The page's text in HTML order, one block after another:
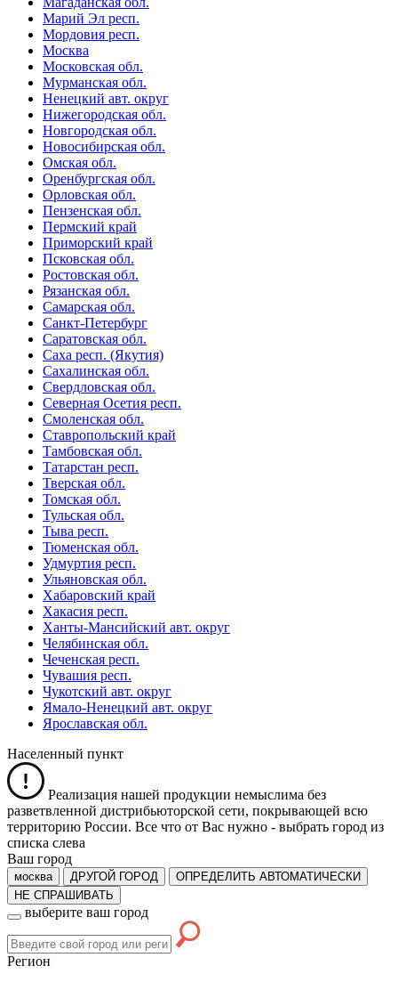
Марий Эл респ.
Мордовия респ.
Москва
Московская обл.
Мурманская обл.
Ненецкий авт. округ
Нижегородская обл.
Новгородская обл.
Новосибирская обл.
Омская обл.
Оренбургская обл.
Орловская обл.
Пензенская обл.
Пермский край
Приморский край
Псковская обл.
Ростовская обл.
Рязанская обл.
Самарская обл.
Санкт-Петербург
Саратовская обл.
Саха респ. (Якутия)
Сахалинская обл.
Свердловская обл.
Северная Осетия респ.
Смоленская обл.
Ставропольский край
Тамбовская обл.
Татарстан респ.
Тверская обл.
Томская обл.
Тульская обл.
Тыва респ.
Тюменская обл.
Удмуртия респ.
Ульяновская обл.
Хабаровский край
Хакасия респ.
Ханты-Мансийский авт. округ
Челябинская обл.
Чеченская респ.
Чувашия респ.
Чукотский авт. округ
Ямало-Ненецкий авт. округ
Ярославская обл.
Населенный пункт
Реализация нашей продукции немыслима без
разветвленной дистрибьюторской сети, покрывающей всю
территорию России. Все что от Вас нужно - выбрать город из
списка слева
Ваш город
москва ДРУГОЙ ГОРОД
ОПРЕДЕЛИТЬ АВТОМАТИЧЕСКИ
НЕ СПРАШИВАТЬ
выберите ваш город
Регион